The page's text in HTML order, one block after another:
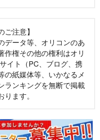
ご注意】
データ等、オリコンのあ
作権その他の権利はオリ
イト（PC、ブログ、携
の紙媒体等、いかなるメ
ランキングを無断で掲載
ます。